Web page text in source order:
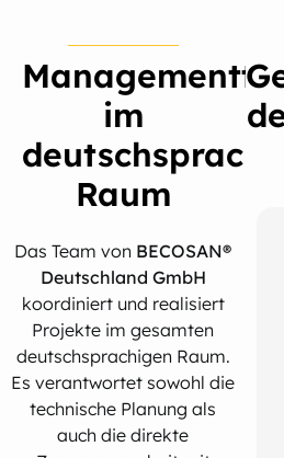
im
Raum
Das Team von BECOSAN®
Deutschland GmbH
koordiniert und realisiert
Projekte im gesamten
deutschsprachigen Raum.
Es verantwortet sowohl die
technische Planung als
auch die direkte